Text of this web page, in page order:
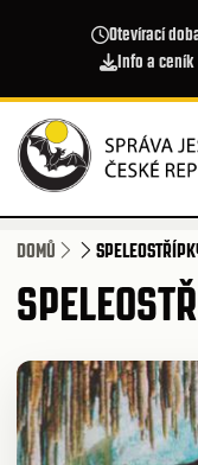
Otevírací
Info a ceník
DOMŮ